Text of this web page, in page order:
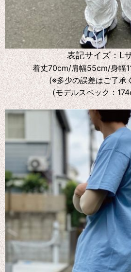
表記サイズ：L
着丈70cm/肩幅55cm/身幅
(※多少の誤差はご了承
(モデルスペック：